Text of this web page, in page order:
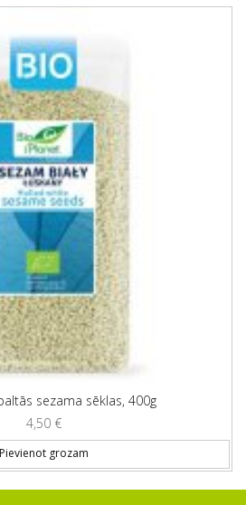
sezama sēklas, 400g
4,50 €
Pievienot grozam